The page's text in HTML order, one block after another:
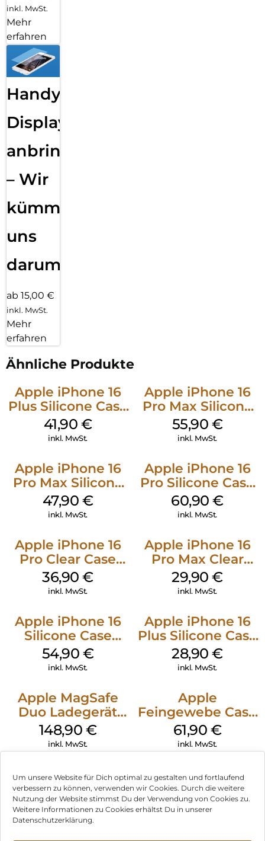
Um unsere Website für Dich optimal zu gestalten und fortlaufend
verbessern zu können, verwenden wir Cookies. Durch die weitere
Nutzung der Website stimmst Du der Verwendung von Cookies zu.
Weitere Informationen zu Cookies erhältst Du in unserer
Datenschutzerklärung.
inkl. MwSt.
Mehr
erfahren
Handy
Displayfolie
anbringen
– Wir
kümmern
uns
darum!
ab 15,00 €
inkl. MwSt.
Mehr
erfahren
Ähnliche Produkte
Apple iPhone 16
Plus Silicone Case
MagSafe Stone
Gray
41,90 €
inkl. MwSt.
Apple iPhone 16
Pro Max Silicone
Case MagSafe
Stone Gray
55,90 €
inkl. MwSt.
Apple iPhone 16
Pro Max Silicone
Case MagSafe
Black
47,90 €
inkl. MwSt.
Apple iPhone 16
Pro Silicone Case
MagSafe Stone
Gray
60,90€
inkl. MwSt.
Apple iPhone 16
Pro Clear Case
MagSafe
Transparent
36,90€
inkl. MwSt.
Apple iPhone 16
Pro Max Clear
Case MagSafe
Transparent
29,90€
inkl. MwSt.
Apple iPhone 16
Silicone Case
MagSafe Black
54,90 €
inkl. MwSt.
Apple iPhone 16
Plus Silicone Case
MagSafe Black
28,90€
inkl. MwSt.
Apple MagSafe
Duo Ladegerät
Weiß
148,90 €
inkl. MwSt.
Apple
Feingewebe Case
iPhone 15 Pro
MagSafe Schwarz
61,90 €
inkl. MwSt.
Impressum